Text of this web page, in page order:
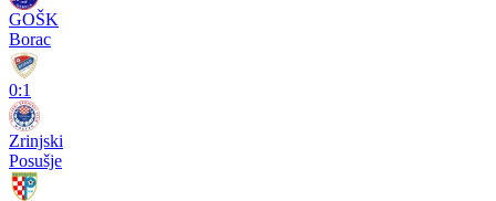
GOŠK
Borac
0:1
Zrinjski
Posušje